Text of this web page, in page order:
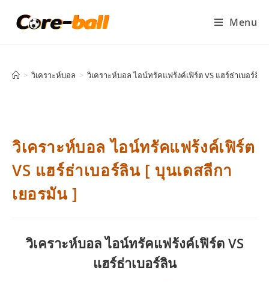
Menu
> วิเคราะห์บอล > วิเคราะห์บอล ไอน์ทรัคแฟร้งค์เฟิร์ต VS แฮร์ธ่าเบอร์ลิน
วิเคราะห์บอล ไอน์ทรัคแฟร้งค์เฟิร์ต
VS แฮร์ธ่าเบอร์ลิน [ บุนเดสลีกา
เยอรมัน ]
วิเคราะห์บอล ไอน์ทรัคแฟร้งค์เฟิร์ต VS
แฮร์ธ่าเบอร์ลิน